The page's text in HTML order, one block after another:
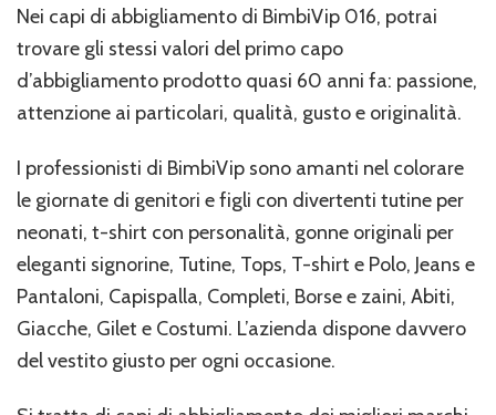
Nei capi di abbigliamento di BimbiVip 016, potrai
trovare gli stessi valori del primo capo
d’abbigliamento prodotto quasi 60 anni fa: passione,
attenzione ai particolari, qualità, gusto e originalità.
I professionisti di BimbiVip sono amanti nel colorare
le giornate di genitori e figli con divertenti tutine per
neonati, t-shirt con personalità, gonne originali per
eleganti signorine, Tutine, Tops, T-shirt e Polo, Jeans e
Pantaloni, Capispalla, Completi, Borse e zaini, Abiti,
Giacche, Gilet e Costumi. L’azienda dispone davvero
del vestito giusto per ogni occasione.